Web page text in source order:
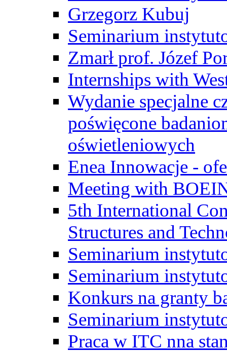
Grzegorz Kubuj
Seminarium
Zmarł prof. Józef
Internships with
Wydanie specjalne
poświęcone
oświetleniowych
Enea Innowacje -
Meeting with
5th International
Structures and
Seminarium
Seminarium
Konkurs na granty
Seminarium
Praca w ITC nna